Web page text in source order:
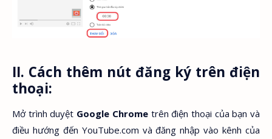
II. Cách thêm nút đăng ký trên điện
thoại:
Mở trình duyệt Google Chrometrên điện thoại của bạn và
điều hướng đến YouTube.com và đăng nhập vào kênh của